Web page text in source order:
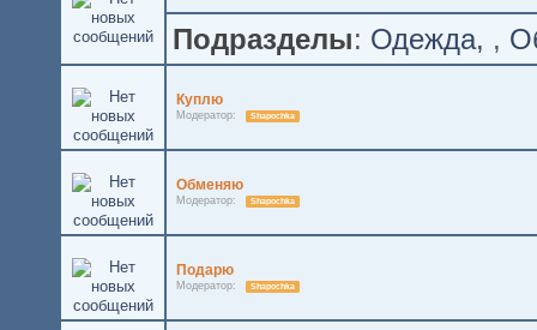
Подразделы: Одежда ,
Куплю
Модератор: Shapochka
Обменяю
Модератор: Shapochka
Подарю
Модератор: Shapochka